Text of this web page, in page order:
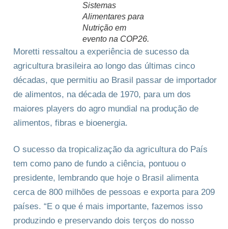
Sistemas
Alimentares para
Nutrição em
evento na COP26.
Moretti ressaltou a experiência de sucesso da
agricultura brasileira ao longo das últimas cinco
décadas, que permitiu ao Brasil passar de importador
de alimentos, na década de 1970, para um dos
maiores players do agro mundial na produção de
alimentos, fibras e bioenergia.
O sucesso da tropicalização da agricultura do País
tem como pano de fundo a ciência, pontuou o
presidente, lembrando que hoje o Brasil alimenta
cerca de 800 milhões de pessoas e exporta para 209
países. “E o que é mais importante, fazemos isso
produzindo e preservando dois terços do nosso